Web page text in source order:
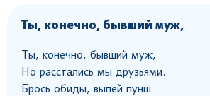
Ты, конечно, бывший муж,
Ты, конечно, бывший муж,
Но расстались мы друзьями.
Брось обиды, выпей пунш.